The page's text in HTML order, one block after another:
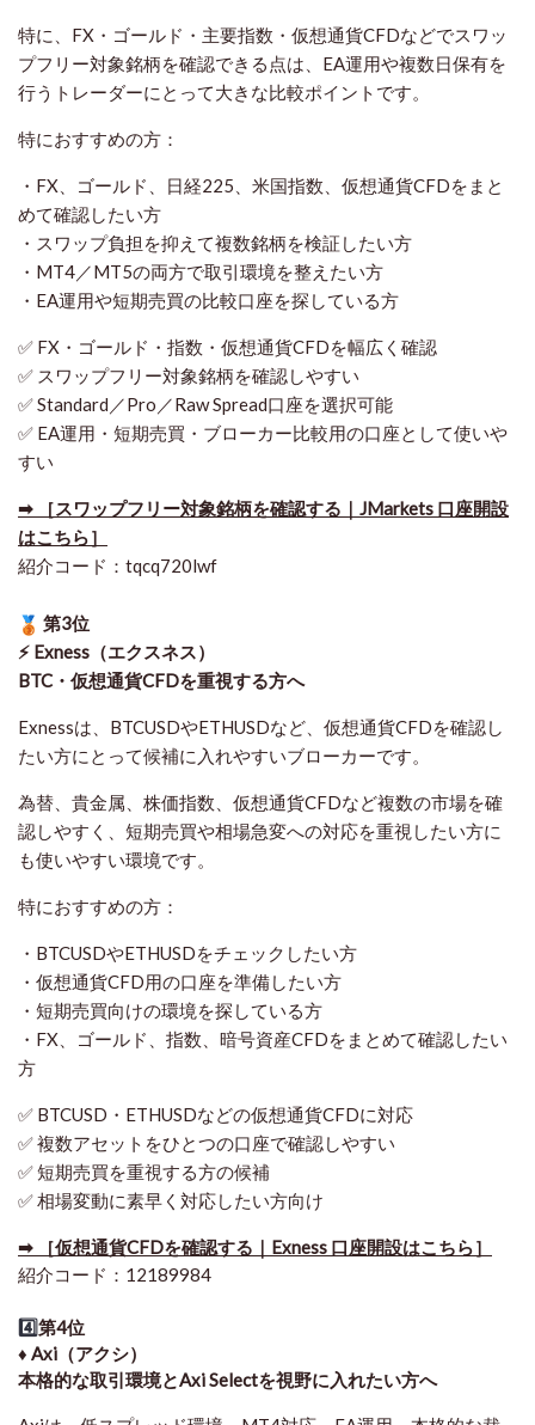
特に、FX・ゴールド・主要指数・仮想通貨CFDなどでスワッ
プフリー対象銘柄を確認できる点は、EA運用や複数日保有を
行うトレーダーにとって大きな比較ポイントです。
特におすすめの方：
・FX、ゴールド、日経225、米国指数、仮想通貨CFDをまと
めて確認したい方
・スワップ負担を抑えて複数銘柄を検証したい方
・MT4／MT5の両方で取引環境を整えたい方
・EA運用や短期売買の比較口座を探している方
✅ FX・ゴールド・指数・仮想通貨CFDを幅広く確認
✅ スワップフリー対象銘柄を確認しやすい
✅ Standard／Pro／Raw Spread口座を選択可能
✅ EA運用・短期売買・ブローカー比較用の口座として使いや
すい
➡ ［スワップフリー対象銘柄を確認する｜JMarkets 口座開設
はこちら］
紹介コード：tqcq720lwf
第3位
⚡ Exness（エクスネス）
BTC・仮想通貨CFDを重視する方へ
Exnessは、BTCUSDやETHUSDなど、仮想通貨CFDを確認し
たい方にとって候補に入れやすいブローカーです。
為替、貴金属、株価指数、仮想通貨CFDなど複数の市場を確
認しやすく、短期売買や相場急変への対応を重視したい方に
も使いやすい環境です。
特におすすめの方：
・BTCUSDやETHUSDをチェックしたい方
・仮想通貨CFD用の口座を準備したい方
・短期売買向けの環境を探している方
・FX、ゴールド、指数、暗号資産CFDをまとめて確認したい
方
✅ BTCUSD・ETHUSDなどの仮想通貨CFDに対応
✅ 複数アセットをひとつの口座で確認しやすい
✅ 短期売買を重視する方の候補
✅ 相場変動に素早く対応したい方向け
➡ ［仮想通貨CFDを確認する｜Exness 口座開設はこちら］
紹介コード：12189984
4️⃣第4位
♦️ Axi（アクシ）
本格的な取引環境とAxi Selectを視野に入れたい方へ